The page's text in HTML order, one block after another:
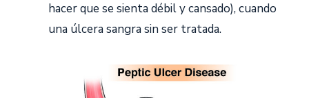
hacer que se sienta débil y cansado), cuando
una úlcera sangra sin ser tratada.